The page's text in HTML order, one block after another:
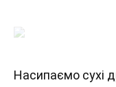
Насипаємо сухі